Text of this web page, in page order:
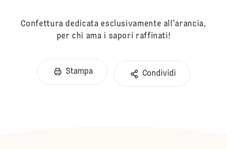
Confettura dedicata esclusivamente all'arancia,
per chi ama i sapori raffinati!
Stampa Condividi